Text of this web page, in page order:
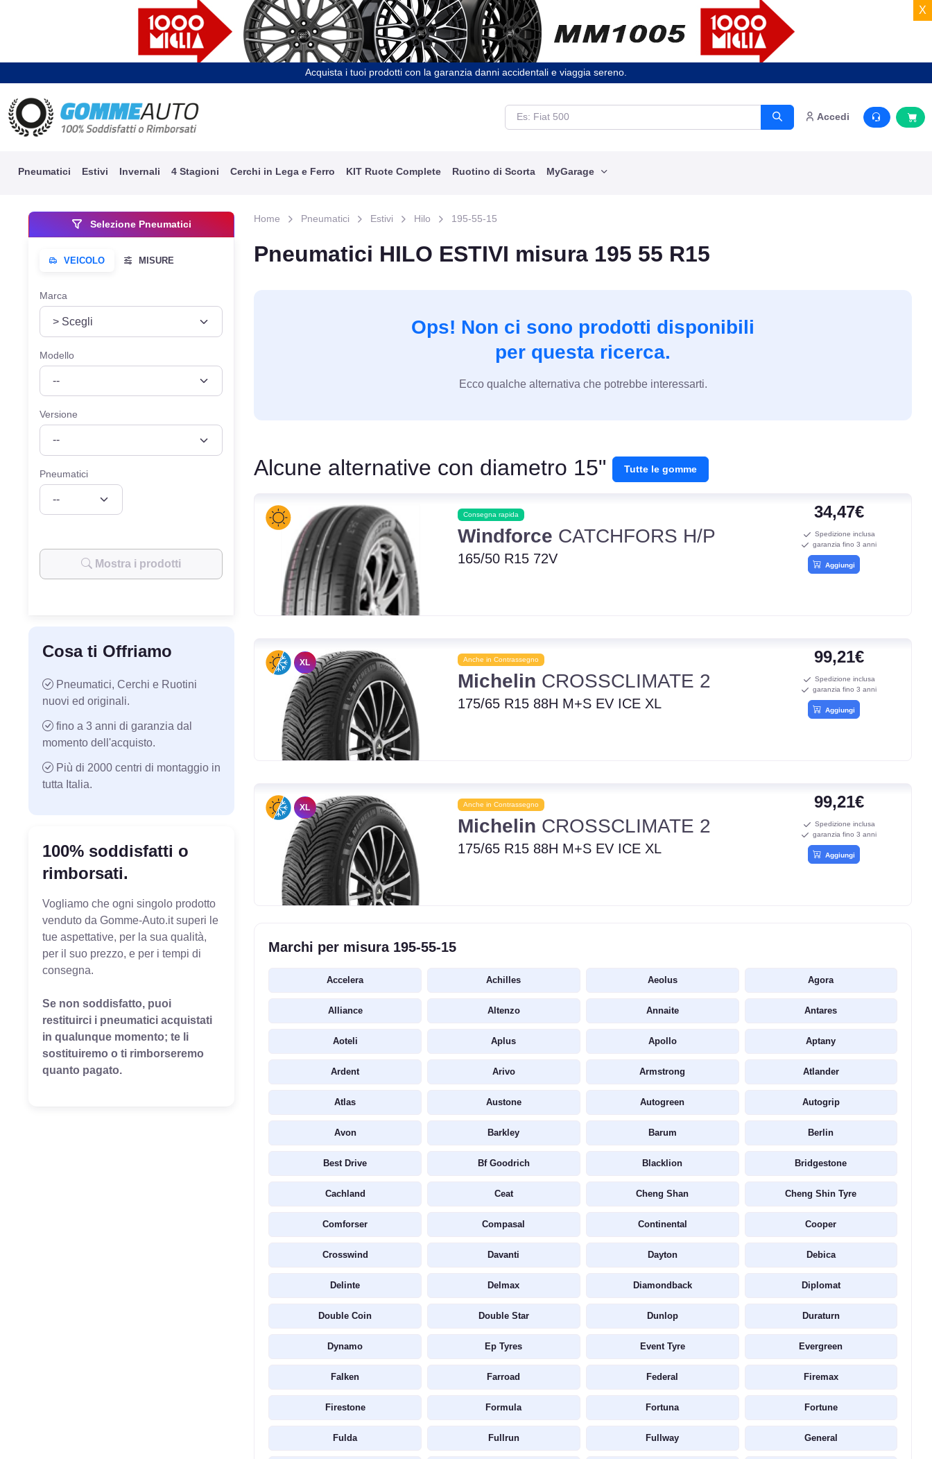
X
Acquista i tuoi prodotti con la garanzia danni accidentali e viaggia sereno.
Accedi
Pneumatici Estivi Invernali 4 Stagioni Cerchi in Lega e Ferro KIT Ruote Complete Ruotino di Scorta MyGarage
Selezione Pneumatici
VEICOLO MISURE
Marca
Modello
Versione
Pneumatici
Mostra i prodotti
Cosa ti Offriamo
Pneumatici, Cerchi e Ruotini
nuovi ed originali.
fino a 3 anni di garanzia dal
momento dell'acquisto.
Più di 2000 centri di montaggio in
tutta Italia.
100% soddisfatti o
rimborsati.
Vogliamo che ogni singolo prodotto
venduto da Gomme-Auto.it superi le
tue aspettative, per la sua qualità,
per il suo prezzo, e per i tempi di
consegna.
Se non soddisfatto, puoi
restituirci i pneumatici acquistati
in qualunque momento; te li
sostituiremo o ti rimborseremo
quanto pagato.
Home Pneumatici Estivi Hilo 195-55-15
Pneumatici HILO ESTIVI misura 195 55 R15
Ops! Non ci sono prodotti disponibili
per questa ricerca.
Ecco qualche alternativa che potrebbe interessarti.
Alcune alternative con diametro 15" Tutte le gomme
Consegna rapida
Windforce CATCHFORS H/P
165/50 R15 72V
34,47€
Spedizione inclusa
garanzia fino 3 anni
Aggiungi
XL Anche in Contrassegno
Michelin CROSSCLIMATE 2
175/65 R15 88H M+S EV ICE XL
99,21€
Spedizione inclusa
garanzia fino 3 anni
Aggiungi
XL Anche in Contrassegno
Michelin CROSSCLIMATE 2
175/65 R15 88H M+S EV ICE XL
99,21€
Spedizione inclusa
garanzia fino 3 anni
Aggiungi
Marchi per misura 195-55-15
Accelera Achilles Aeolus Agora
Alliance Altenzo Annaite Antares
Aoteli Aplus Apollo Aptany
Ardent Arivo Armstrong Atlander
Atlas Austone Autogreen Autogrip
Avon Barkley Barum Berlin
Best Drive Bf Goodrich Blacklion Bridgestone
Cachland Ceat Cheng Shan Cheng Shin Tyre
Comforser Compasal Continental Cooper
Crosswind Davanti Dayton Debica
Delinte Delmax Diamondback Diplomat
Double Coin Double Star Dunlop Duraturn
Dynamo Ep Tyres Event Tyre Evergreen
Falken Farroad Federal Firemax
Firestone Formula Fortuna Fortune
Fulda Fullrun Fullway General